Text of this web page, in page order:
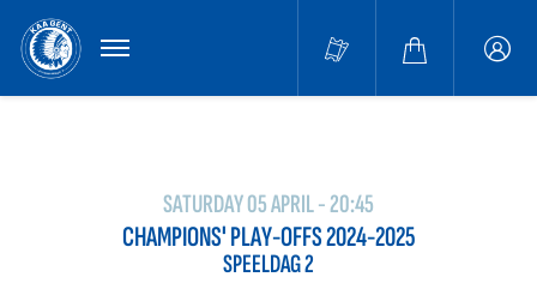
MENU
SATURDAY 05 APRIL - 20:45
CHAMPIONS' PLAY-OFFS 2024-2025
SPEELDAG 2